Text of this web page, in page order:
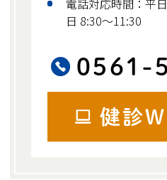
日 8:30～11:30
0561-
健診